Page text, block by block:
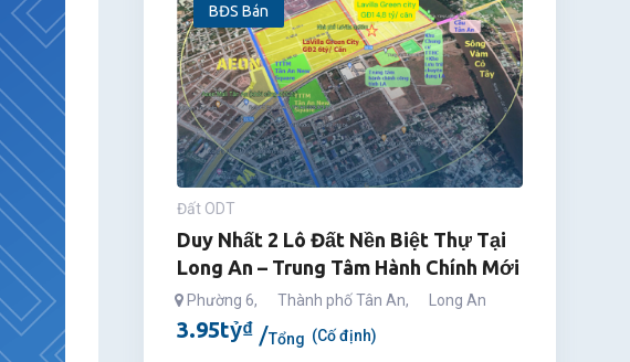
BĐS Bán
Đất ODT
Duy Nhất 2 Lô Đất Nền Biệt Thự Tại
Long An – Trung Tâm Hành Chính Mới
Phường 6, Thành phố Tân An, Long An
3.95tỷ₫ Tổng (Cố định)